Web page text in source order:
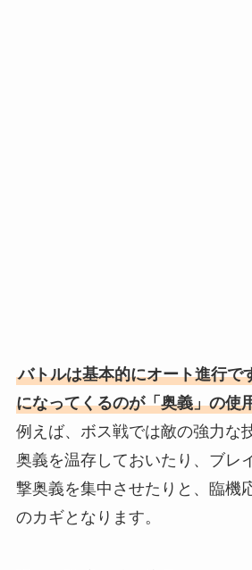
バトルは基本的にオート進行で
になってくるのが「奥義」の使
例えば、ボス戦では敵の強力な
奥義を温存しておいたり、ブレ
撃奥義を集中させたりと、臨機
のカギとなります。